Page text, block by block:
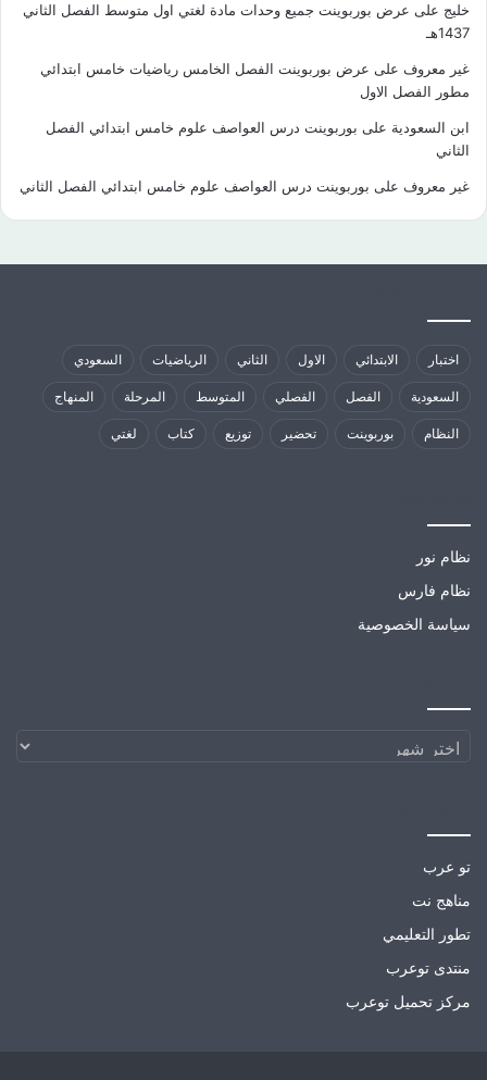
خليج على عرض بوربوينت جميع وحدات مادة لغتي اول متوسط الفصل الثاني
1437هـ
غير معروف على عرض بوربوينت الفصل الخامس رياضيات خامس ابتدائي
مطور الفصل الاول
ابن السعودية على بوربوينت درس العواصف علوم خامس ابتدائي الفصل
الثاني
غير معروف على بوربوينت درس العواصف علوم خامس ابتدائي الفصل الثاني
اختبار الابتدائي الاول الثاني الرياضيات السعودي
السعودية الفصل الفصلي المتوسط المرحلة المنهاج
النظام بوربوينت تحضير توزيع كتاب لغتي
نظام نور
نظام فارس
سياسة الخصوصية
الارشيف
تو عرب
مناهج نت
تطور التعليمي
منتدى توعرب
مركز تحميل توعرب